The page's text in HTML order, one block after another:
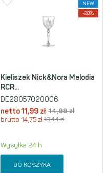
NEW
-20%
Kieliszek Nick&Nora Melodia
RCR...
DE28057020006
netto 11,99 zł 14,99zł
brutto 14,75 zł 18,44zł
Wysyłka 24 h
DO KOSZYKA